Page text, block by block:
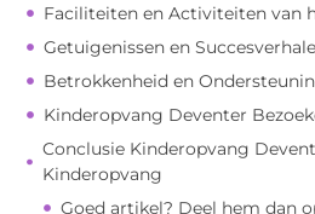
Faciliteiten en Activiteiten van
Getuigenissen en
Betrokkenheid en
Kinderopvang Deventer
Conclusie Kinderopvang
Kinderopvang
Goed artikel? Deel hem dan